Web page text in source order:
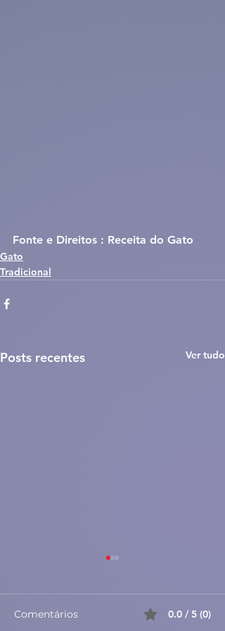
Fonte e Direitos : Receita do Gato
Gato
Tradicional
Posts recentes Ver tudo
Comentários 0.0 / 5 (0)